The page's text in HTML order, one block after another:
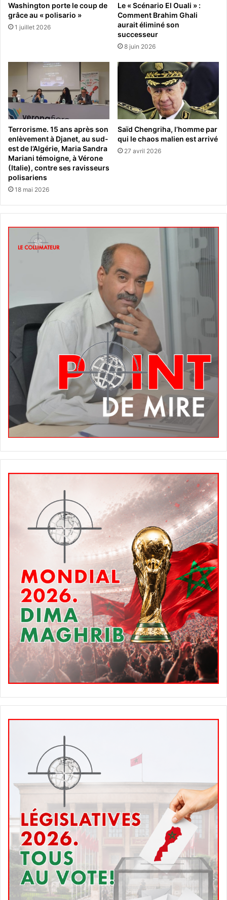
Washington porte le coup de
grâce au « polisario »
1 juillet 2026
Le « Scénario El Ouali » :
Comment Brahim Ghali
aurait éliminé son
successeur
8 juin 2026
Terrorisme. 15 ans après son
enlèvement à Djanet, au sud-
est de l’Algérie, Maria Sandra
Mariani témoigne, à Vérone
(Italie), contre ses ravisseurs
polisariens
18 mai 2026
Saïd Chengriha, l’homme par
qui le chaos malien est arrivé
27 avril 2026